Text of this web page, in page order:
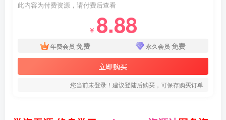
此内容为付费资源，请付费后查看
￥ 8.88
年费会员 免费 永久会员 免费
立即购买
您当前未登录！建议登陆后购买，可保存购买订单